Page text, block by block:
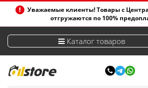
Уважаемые клиенты! Товары с
отгружаются по 100%
Каталог товаров